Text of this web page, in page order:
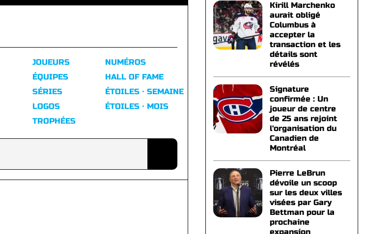
JOUEURS
ÉQUIPES
SÉRIES
LOGOS
TROPHÉES
NUMÉROS
HALL OF FAME
ÉTOILES · SEMAINE
ÉTOILES · MOIS
Kirill Marchenko
aurait obligé
Columbus à
accepter la
transaction et les
détails sont
révélés
Signature
confirmée : Un
joueur de centre
de 25 ans rejoint
l'organisation du
Canadien de
Montréal
Pierre LeBrun
dévoile un scoop
sur les deux villes
visées par Gary
Bettman pour la
prochaine
expansion